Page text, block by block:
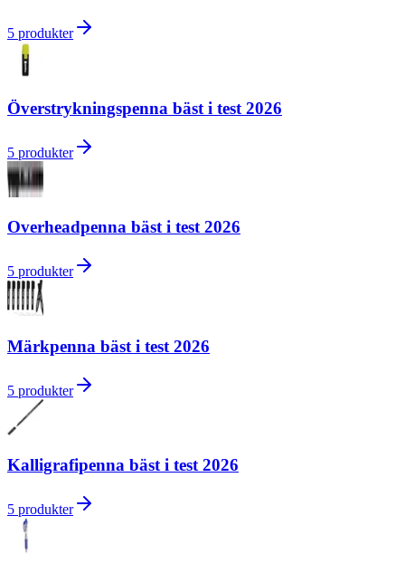
5 produkter
Överstrykningspenna bäst i test 2026
5 produkter
Overheadpenna bäst i test 2026
5 produkter
Märkpenna bäst i test 2026
5 produkter
Kalligrafipenna bäst i test 2026
5 produkter